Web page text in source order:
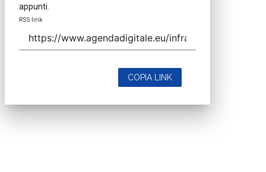
appunti.
RSS link
COPIA LINK